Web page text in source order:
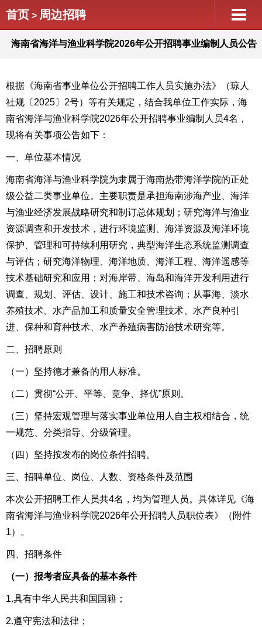
首页 > 周边招聘
海南省海洋与渔业科学院2026年公开招聘事业编制人员公告
根据《海南省事业单位公开招聘工作人员实施办法》（琼人
社规〔2025〕2号）等有关规定，结合我单位工作实际，海
南省海洋与渔业科学院2026年公开招聘事业编制人员4名，
现将有关事项公告如下：
一、 单位基本情况
海南省海洋与渔业科学院为隶属于海南热带海洋学院的正处
级公益二类事业单位。主要职责是承担海南涉海产业、海洋
与渔业经济发展战略研究和制订总体规划；研究海洋与渔业
资源调查和开发技术，进行环境监测、海洋资源及海洋环境
保护、管理和可持续利用研究，典型海洋生态系统监测调查
与评估；研究海洋物理、海洋地质、海洋工程、海洋遥感等
技术基础研究和应用；对海岸带、海岛和海洋开发利用进行
调查、规划、评估、设计、施工和技术咨询；从事海、淡水
养殖技术、水产品加工和质量安全管理技术、水产良种引
进、保种和育种技术、水产养殖病害防治技术研究等。
二、 招聘原则
（一） 坚持德才兼备的用人标准。
（二 ） 贯彻“公开、平等、竞争、择优”原则。
（三） 坚持宏观管理与落实事业单位用人自主权相结合，统
一规范、分类指导、分级管理。
（四 ） 坚持按发布的岗位条件招聘。
三、 招聘单位、岗位、人数、资格条件及范围
本次公开招聘工作人员共4名，均为管理人员。具体详见 《海
南省海洋与渔业科学院2026年公开招聘人员职位表》（附件
1）
。
四、招聘条件
（一） 报考者应具备的基本条件
1.具有中华人民共和国国籍；
2.遵守宪法和法律；